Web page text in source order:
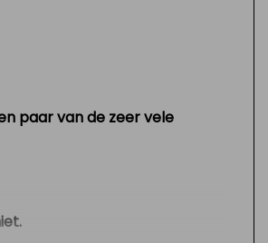
paar van de zeer vele